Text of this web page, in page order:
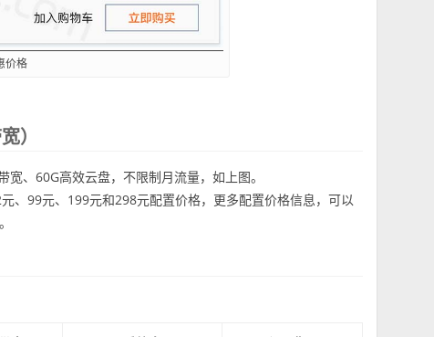
价格
）
、60G高效云盘，不限制月流量，如上图。
、99元、199元和298元配置价格，更多配置价格信息，可以